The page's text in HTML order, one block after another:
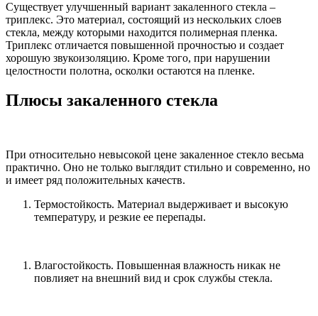
Существует улучшенный вариант закаленного стекла –
триплекс. Это материал, состоящий из нескольких слоев
стекла, между которыми находится полимерная пленка.
Триплекс отличается повышенной прочностью и создает
хорошую звукоизоляцию. Кроме того, при нарушении
целостности полотна, осколки остаются на пленке.
Плюсы закаленного стекла
При относительно невысокой цене закаленное стекло весьма
практично. Оно не только выглядит стильно и современно, но
и имеет ряд положительных качеств.
Термостойкость. Материал выдерживает и высокую
температуру, и резкие ее перепады.
Влагостойкость. Повышенная влажность никак не
повлияет на внешний вид и срок службы стекла.